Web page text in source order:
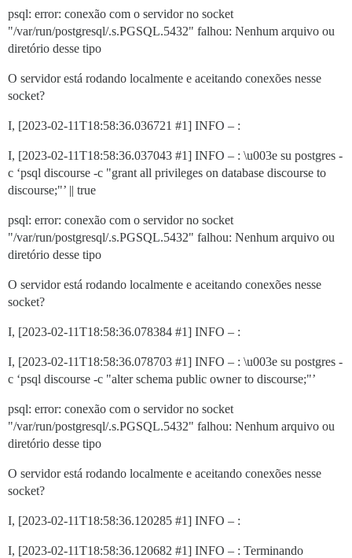
psql: error: conexão com o servidor no socket
"/var/run/postgresql/.s.PGSQL.5432" falhou: Nenhum arquivo ou
diretório desse tipo
O servidor está rodando localmente e aceitando conexões nesse
socket?
I, [2023-02-11T18:58:36.036721 #1] INFO – :
I, [2023-02-11T18:58:36.037043 #1] INFO – : \u003e su postgres -
c ‘psql discourse -c "grant all privileges on database discourse to
discourse;"’ || true
psql: error: conexão com o servidor no socket
"/var/run/postgresql/.s.PGSQL.5432" falhou: Nenhum arquivo ou
diretório desse tipo
O servidor está rodando localmente e aceitando conexões nesse
socket?
I, [2023-02-11T18:58:36.078384 #1] INFO – :
I, [2023-02-11T18:58:36.078703 #1] INFO – : \u003e su postgres -
c ‘psql discourse -c "alter schema public owner to discourse;"’
psql: error: conexão com o servidor no socket
"/var/run/postgresql/.s.PGSQL.5432" falhou: Nenhum arquivo ou
diretório desse tipo
O servidor está rodando localmente e aceitando conexões nesse
socket?
I, [2023-02-11T18:58:36.120285 #1] INFO – :
I, [2023-02-11T18:58:36.120682 #1] INFO – : Terminando